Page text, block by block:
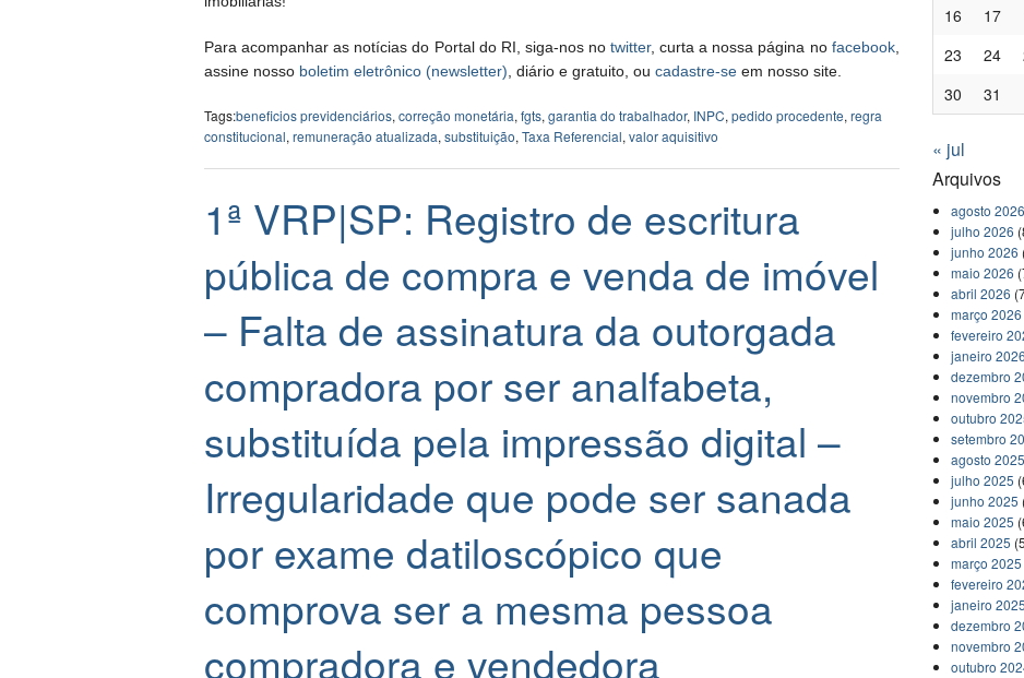
Para acompanhar as notícias do Portal do RI, siga-nos notwitter, curta a nossa página no facebook,
assine nosso boletim eletrônico (newsletter) , diário e gratuito, ou cadastre-se em nosso site.
Tags:beneficios previdenciários, correção monetária, fgts, garantia do trabalhador, INPC, pedido procedente, regra
constitucional, remuneração atualizada, substituição, Taxa Referencial, valor aquisitivo
1ª VRP|SP: Registro de escritura
pública de compra e venda de imóvel
– Falta de assinatura da outorgada
compradora por ser analfabeta,
substituída pela impressão digital –
Irregularidade que pode ser sanada
por exame datiloscópico que
comprova ser a mesma pessoa
compradora e vendedora
16
17
23
24
30
31
« jul
Arquivos
agosto 2026
julho 2026
junho 2026
maio 2026
abril 2026
março 2026
fevereiro
janeiro 2026
dezembro
novembro
outubro
setembro
agosto 2025
julho 2025
junho 2025
maio 2025
abril 2025
março 2025
fevereiro
janeiro 2025
dezembro
novembro
outubro